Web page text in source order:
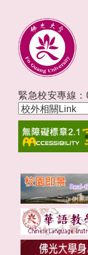
緊急校安專線